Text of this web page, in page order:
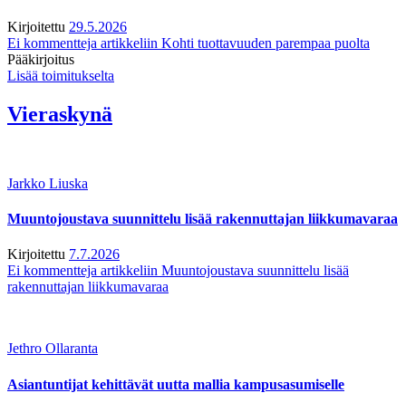
Kirjoitettu 29.5.2026
Ei kommentteja artikkeliin Kohti tuottavuuden parempaa puolta
Pääkirjoitus
Lisää toimitukselta
Vieraskynä
Jarkko Liuska
Muuntojoustava suunnittelu lisää rakennuttajan liikkumavaraa
Kirjoitettu 7.7.2026
Ei kommentteja artikkeliin Muuntojoustava suunnittelu lisää
rakennuttajan liikkumavaraa
Jethro Ollaranta
Asiantuntijat kehittävät uutta mallia kampusasumiselle